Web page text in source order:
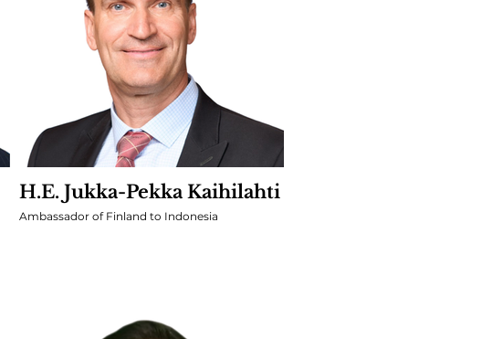
H.E. Jukka-Pekka Kaihilahti
Ambassador of Finland to Indonesia